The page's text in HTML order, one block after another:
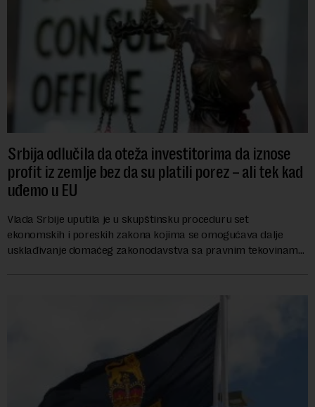
Srbija odlučila da oteža investitorima da iznose
profit iz zemlje bez da su platili porez – ali tek kad
uđemo u EU
Vlada Srbije uputila je u skupštinsku proceduru set
ekonomskih i poreskih zakona kojima se omogućava dalje
usklađivanje domaćeg zakonodavstva sa pravnim tekovinama